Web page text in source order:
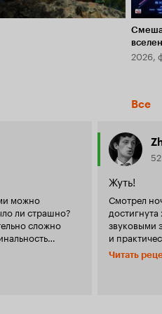
2026,
Все
можно
ли страшно?
сложно
пропускаем.
не из
Жуть!
Смотрел
звуковыми
и
Прямо
смотреть
Читать